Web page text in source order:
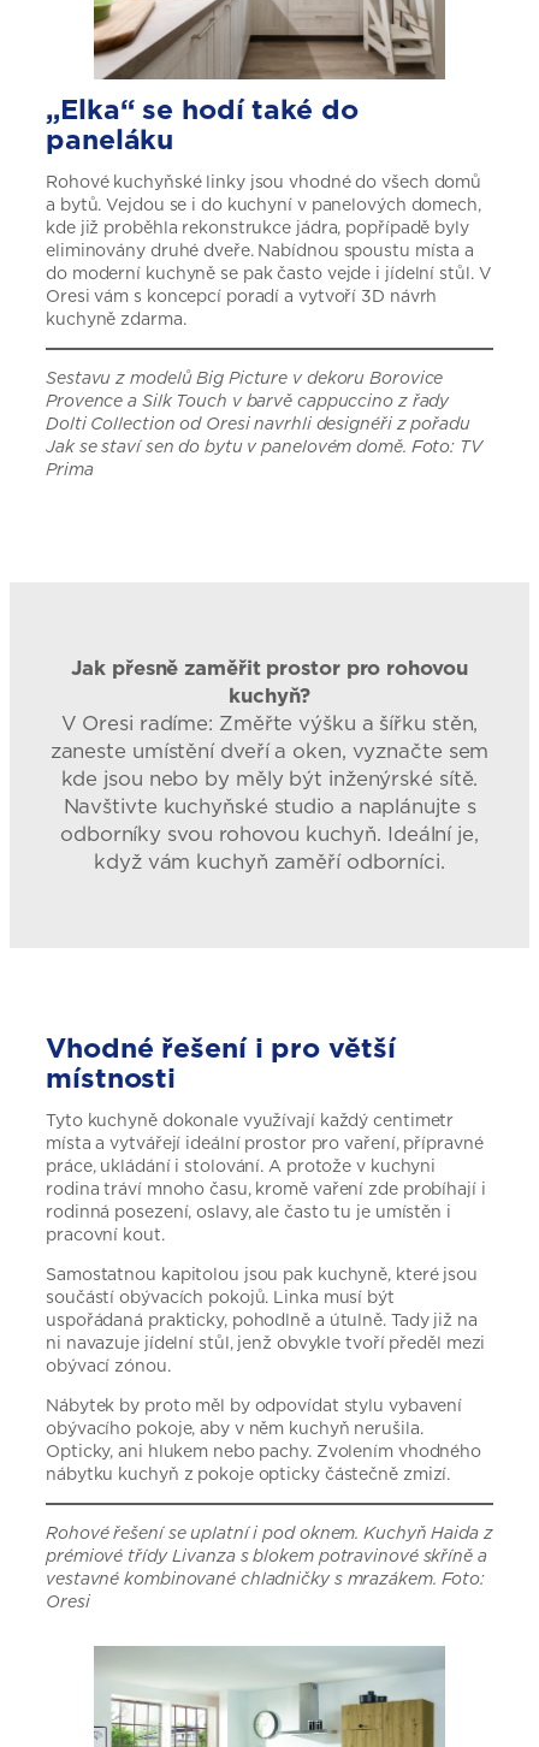
„Elka“ se hodí také do
paneláku
Rohové kuchyňské linky jsou vhodné do všech domů
a bytů. Vejdou se i do kuchyní v panelových domech,
kde již proběhla rekonstrukce jádra, popřípadě byly
eliminovány druhé dveře. Nabídnou spoustu místa a
do moderní kuchyně se pak často vejde i jídelní stůl. V
Oresi vám s koncepcí poradí a vytvoří 3D návrh
kuchyně zdarma.
Sestavu z modelů Big Picture v dekoru Borovice
Provence a Silk Touch v barvě cappuccino z řady
Dolti Collection od Oresi navrhli designéři z pořadu
Jak se staví sen do bytu v panelovém domě. Foto: TV
Prima
Jak přesně zaměřit prostor pro rohovou
kuchyň?
V Oresi radíme: Změřte výšku a šířku stěn,
zaneste umístění dveří a oken, vyznačte sem
kde jsou nebo by měly být inženýrské sítě.
Navštivte kuchyňské studio a naplánujte s
odborníky svou rohovou kuchyň. Ideální je,
když vám kuchyň zaměří odborníci.
Vhodné řešení i pro větší
místnosti
Tyto kuchyně dokonale využívají každý centimetr
místa a vytvářejí ideální prostor pro vaření, přípravné
práce, ukládání i stolování. A protože v kuchyni
rodina tráví mnoho času, kromě vaření zde probíhají i
rodinná posezení, oslavy, ale často tu je umístěn i
pracovní kout.
Samostatnou kapitolou jsou pak kuchyně, které jsou
součástí obývacích pokojů. Linka musí být
uspořádaná prakticky, pohodlně a útulně. Tady již na
ni navazuje jídelní stůl, jenž obvykle tvoří předěl mezi
obývací zónou.
Nábytek by proto měl by odpovídat stylu vybavení
obývacího pokoje, aby v něm kuchyň nerušila.
Opticky, ani hlukem nebo pachy. Zvolením vhodného
nábytku kuchyň z pokoje opticky částečně zmizí.
Rohové řešení se uplatní i pod oknem. Kuchyň Haida z
prémiové třídy Livanza s blokem potravinové skříně a
vestavné kombinované chladničky s mrazákem. Foto:
Oresi